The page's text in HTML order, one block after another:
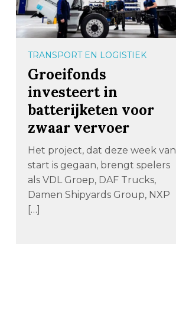
TRANSPORT EN LOGISTIEK
Groeifonds
investeert in
batterijketen voor
zwaar vervoer
Het project, dat deze week van
start is gegaan, brengt spelers
als VDL Groep, DAF Trucks,
Damen Shipyards Group, NXP
[…]